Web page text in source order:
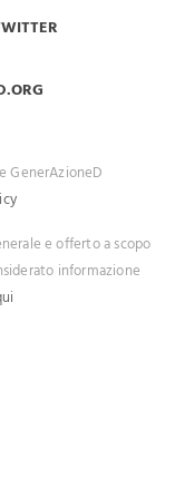
GenerAzioneD
e offerto a scopo
informazione